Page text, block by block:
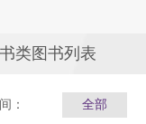
类图书列表
： 全部